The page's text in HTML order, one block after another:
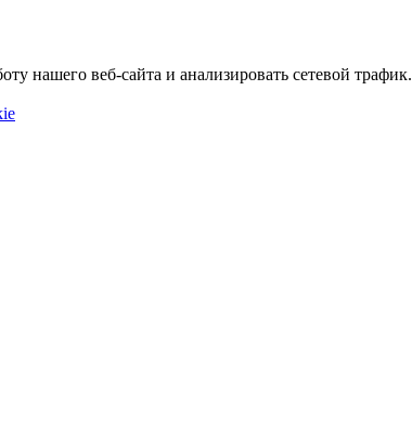
нашего веб-сайта и анализировать сетевой трафик.